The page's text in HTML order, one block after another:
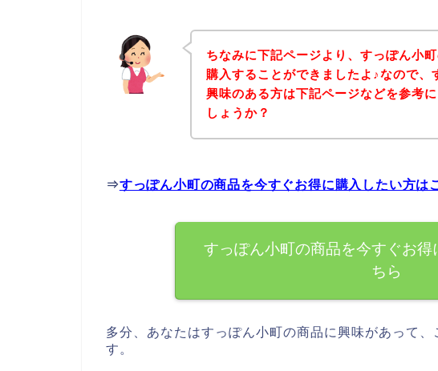
ちなみに下記ページより、すっぽん小
購入することができましたよ♪なので、
興味のある方は下記ページなどを参考
しょうか？
⇒すっぽん小町の商品を今すぐお得に購入したい方は
すっぽん小町の商品を今すぐお得
ちら
多分、あなたはすっぽん小町の商品に興味があって
す。